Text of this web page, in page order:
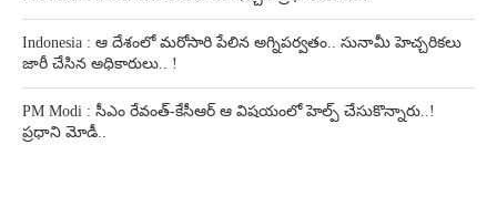
Indonesia : ఆ దేశంలో మరోసారి పేలిన అగ్నిపర్వతం.. సునామీ హెచ్చరికలు
జారీ చేసిన అధికారులు.. !
PM Modi : సీఎం రేవంత్-కేసీఆర్ ఆ విషయంలో హెల్ప్ చేసుకొన్నారు..!
ప్రధాని మోడీ..